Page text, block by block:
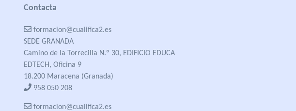
Contacta
formacion@cualifica2.es
SEDE GRANADA
Camino de la Torrecilla N.º 30, EDIFICIO EDUCA
EDTECH, Oficina 9
18.200 Maracena (Granada)
958 050 208
formacion@cualifica2.es